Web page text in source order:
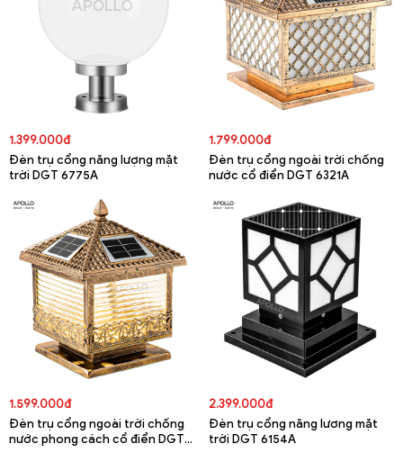
1.399.000đ
Đèn trụ cổng năng lượng mặt
trời DGT 6775A
1.799.000đ
Đèn trụ cổng ngoài trời chống
nước cổ điển DGT 6321A
1.599.000đ
Đèn trụ cổng ngoài trời chống
nước phong cách cổ điển DGT
2.399.000đ
Đèn trụ cổng năng lương mặt
trời DGT 6154A